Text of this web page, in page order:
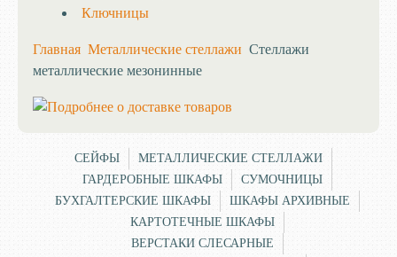
Ключницы
Главная Металлические стеллажи Стеллажи
металлические мезонинные
СЕЙФЫ
МЕТАЛЛИЧЕСКИЕ СТЕЛЛАЖИ
ГАРДЕРОБНЫЕ ШКАФЫ
СУМОЧНИЦЫ
БУХГАЛТЕРСКИЕ ШКАФЫ
ШКАФЫ АРХИВНЫЕ
КАРТОТЕЧНЫЕ ШКАФЫ
ВЕРСТАКИ СЛЕСАРНЫЕ